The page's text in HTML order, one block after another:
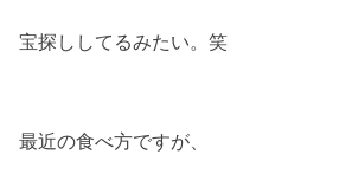
宝探ししてるみたい。笑
最近の食べ方ですが、